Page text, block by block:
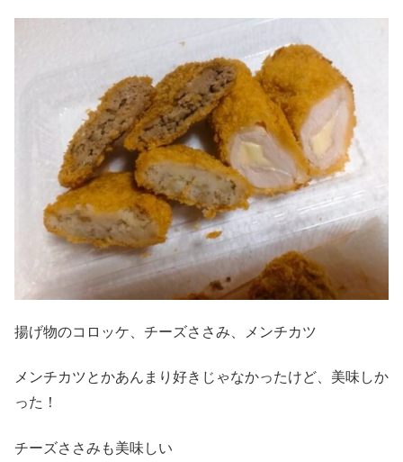
揚げ物のコロッケ、チーズささみ、メンチカツ
メンチカツとかあんまり好きじゃなかったけど、美味しか
った！
チーズささみも美味しい